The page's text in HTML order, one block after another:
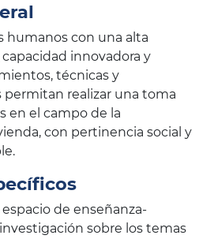
humanos con una alta
innovadora y
técnicas y
permitan realizar una toma
en el campo de la
con pertinencia social y
de enseñanza-
sobre los temas